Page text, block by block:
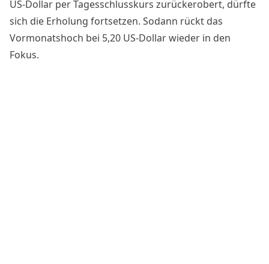
US-Dollar per Tagesschlusskurs zurückerobert, dürfte
sich die Erholung fortsetzen. Sodann rückt das
Vormonatshoch bei 5,20 US-Dollar wieder in den
Fokus.